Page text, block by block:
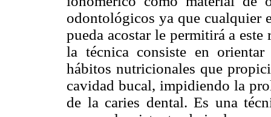
odontológicos ya que cualquier
pueda acostar le permitirá a
la técnica consiste en
hábitos nutricionales que
cavidad bucal, impidiendo la
de la caries dental. Es una